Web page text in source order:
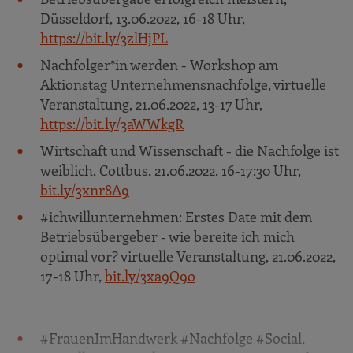
Ihre Unternehmensnachfolge – die Planung
beginnt jetzt! Bochum, 30.06.2022, 16-18 Uhr,
bit.ly/3mn22Li
Onlinesprechstunde
„Unternehmensnachfolge“, Virtuelle
Veranstaltung, 20.06.-24.06.2022, jeweils 10.00 -
11.00,bit.ly/3aDJF25
Workshopreihe für Gründer, Nachfolger &
Jungunternehmen, Chemnitz, 20.6.-23.6.2022,
jeweils 17.00 - 20.00,https://bit.ly/3OfkZeX
Düsseldorf, 13.06.2022, 16-18 Uhr,
https://bit.ly/3zlHjPL
Nachfolger*in werden - Workshop am
Aktionstag Unternehmensnachfolge, virtuelle
Veranstaltung, 21.06.2022, 13-17 Uhr,
https://bit.ly/3aWWkgR
Wirtschaft und Wissenschaft - die Nachfolge ist
weiblich, Cottbus, 21.06.2022, 16-17:30 Uhr,
bit.ly/3xnr8A9
#ichwillunternehmen: Erstes Date mit dem
Betriebsübergeber - wie bereite ich mich
optimal vor? virtuelle Veranstaltung, 21.06.2022,
17-18 Uhr, bit.ly/3xa9Q9o
#FrauenImHandwerk #Nachfolge #Social,